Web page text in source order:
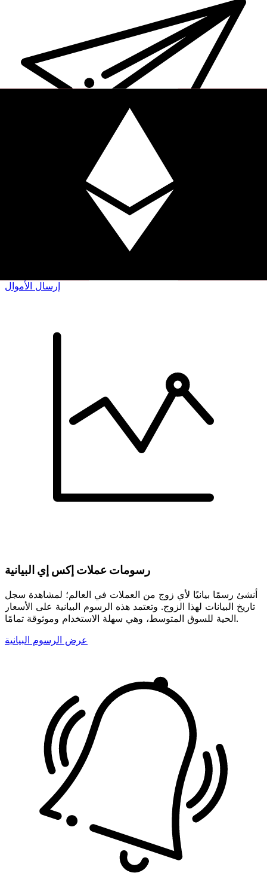
إكس إي (Xe) لتحويلات الأموال الدولية
أرسل المال عبر الإنترنت بسرعة وسهولة وأمان. تتبع مباشر
إرسال الأموال
رسومات عملات إكس إي البيانية
أنشئ رسمًا بيانيًا لأي زوج من العملات في العالم؛ لمشاهدة سجل
تاريخ البيانات لهذا الزوج. وتعتمد هذه الرسوم البيانية على الأسعار
الحية للسوق المتوسط، وهي سهلة الاستخدام وموثوقة تمامًا.
عرض الرسوم البيانية